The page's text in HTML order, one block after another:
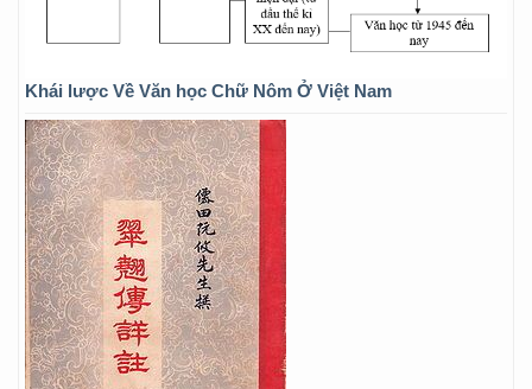
Khái lược Về Văn học Chữ Nôm Ở Việt Nam